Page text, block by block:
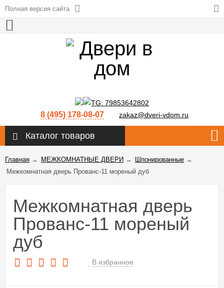
Полная версия сайта
8 (495) 178-08-07 zakaz@dveri-vdom.ru
Каталог товаров
Главная → МЕЖКОМНАТНЫЕ ДВЕРИ → Шпонированные →
Межкомнатная дверь Прованс-11 мореный дуб
Межкомнатная дверь
Прованс-11 мореный
дуб
В избранное